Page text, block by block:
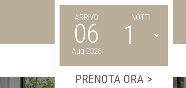
ARRIVO
06
Aug 2026
NOTTI